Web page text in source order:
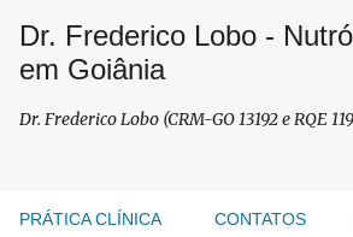
Pular para o conteúdo
Dr. Frederico Lobo -
em Goiânia
Dr. Frederico Lobo (CRM-GO 13192 e RQE
PRÁTICA CLÍNICA CONTATOS